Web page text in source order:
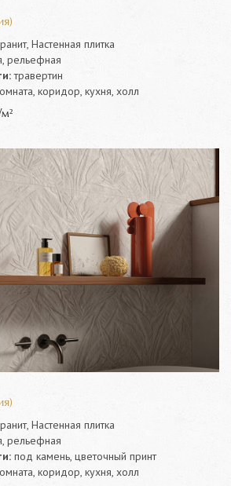
Настенная плитка
рельефная
травертин
коридор, кухня, холл
Настенная плитка
рельефная
под камень, цветочный принт
коридор, кухня, холл